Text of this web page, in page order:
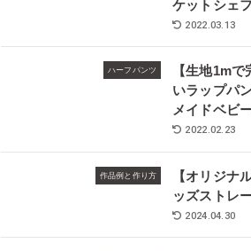
ケットシェ
2022.03.13
ハーフパンツ
【生地1m
いラップパ
メイドベビ
2022.02.23
作品例と作り方
【オリジナ
ッズストレ
2024.04.30